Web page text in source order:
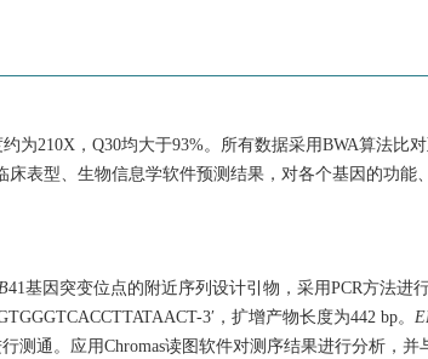
为210X，Q30均大于93%。所有数据采用BWA算法比
表型、生物信息学软件预测结果，对各个基因的功
41基因突变位点的附近序列设计引物，采用PCR方法进
3′，扩增产物长度为442 bp。
测通。应用Chromas读图软件对测序结果进行分析，并